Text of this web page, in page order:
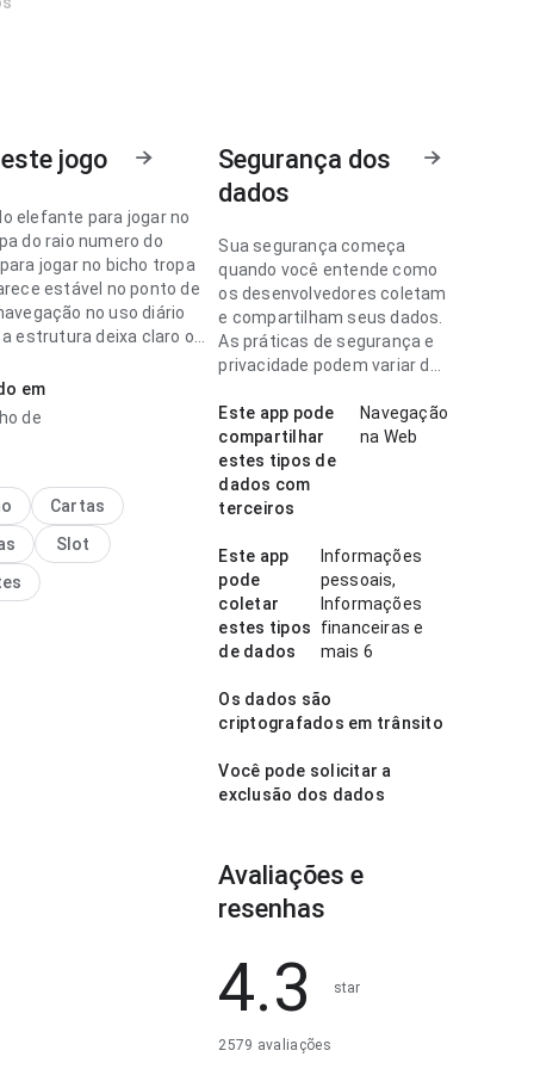
jogo
elefante para jogar no
do raio numero do
jogar no bicho tropa
estável no ponto de
no uso diário
estrutura deixa claro o
se vale instalar.
elefante para jogar no
ao navegar por várias
página não parece
Esse cuidado nos
diferença.
em
de
Cartas
Slot
Segurança dos
dados
Sua segurança começa
quando você entende como
os desenvolvedores coletam
e compartilham seus dados.
As práticas de segurança e
privacidade podem variar de
a idade.
Este app pode
compartilhar
estes tipos de
dados com
terceiros
Navegação
na Web
Este app
pode
coletar
estes tipos
de dados
Informações
pessoais,
Informações
financeiras e
mais 6
Os dados são
criptografados em trânsito
Você pode solicitar a
exclusão dos dados
Avaliações e
resenhas
4.3 star
2579 avaliações